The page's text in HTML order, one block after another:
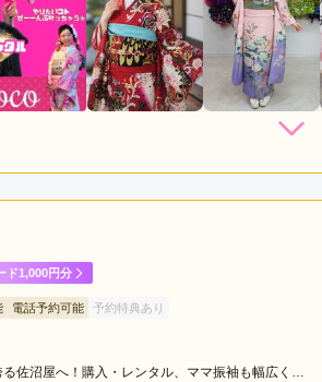
ド1,000円分
電話予約可能 予約特典あり
佐沼屋へ！購入・レンタル、ママ振袖も幅広く対